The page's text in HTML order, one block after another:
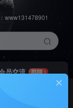
www131478901
员交流
群聊